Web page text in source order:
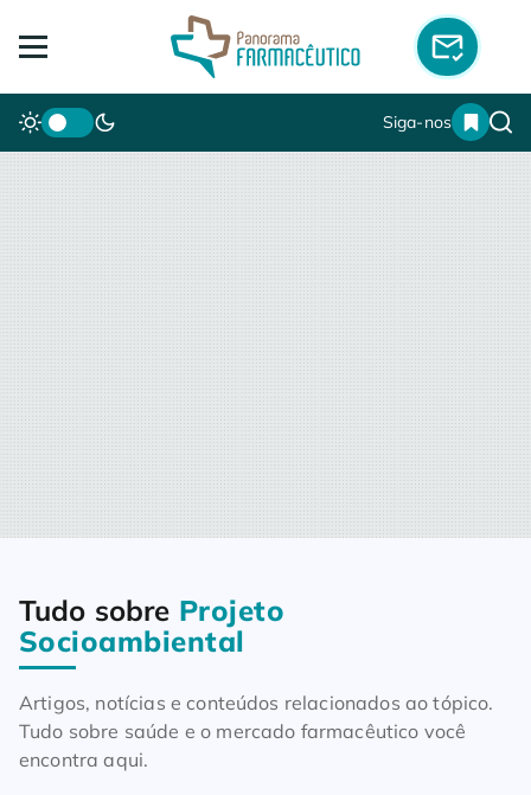
Siga-nos
Home Blog Tudo sobre Projeto Socioambiental
Tudo sobre Projeto
Socioambiental
Artigos, notícias e conteúdos relacionados ao tópico.
Tudo sobre saúde e o mercado farmacêutico você
encontra aqui.